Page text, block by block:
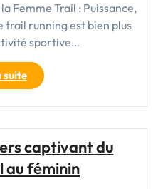
Femme Trail : Puissance,
running est bien plus
sportive…
suite"Les
Femmes
Trailblazers
et
Grâce
captivant du
au féminin